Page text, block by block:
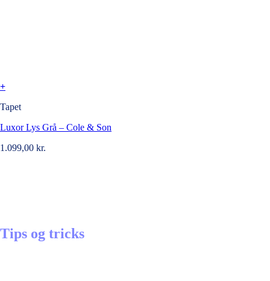
+
Tapet
Luxor Lys Grå – Cole & Son
1.099,00 kr.
Tips og tricks